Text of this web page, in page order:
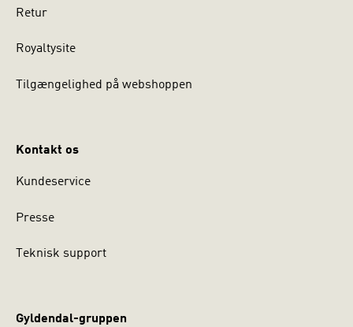
Retur
Royaltysite
Tilgængelighed på webshoppen
Kontakt os
Kundeservice
Presse
Teknisk support
Gyldendal-gruppen